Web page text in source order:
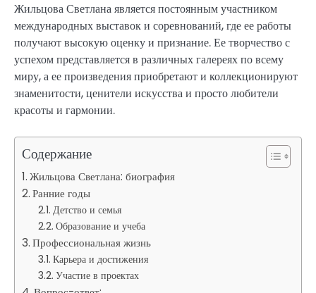
Жильцова Светлана является постоянным участником
международных выставок и соревнований, где ее работы
получают высокую оценку и признание. Ее творчество с
успехом представляется в различных галереях по всему
миру, а ее произведения приобретают и коллекционируют
знаменитости, ценители искусства и просто любители
красоты и гармонии.
Содержание
Жильцова Светлана: биография
Ранние годы
Детство и семья
Образование и учеба
Профессиональная жизнь
Карьера и достижения
Участие в проектах